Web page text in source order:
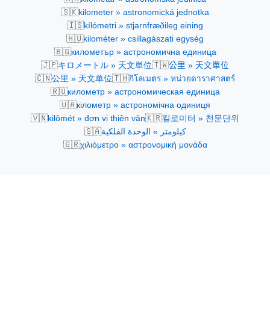
🇸🇰kilometer » astronomická jednotka
🇮🇸kílómetri » stjarnfræðileg eining
🇭🇺kilométer » csillagászati egység
🇧🇬километър » астрономична единица
🇯🇵キロメートル » 天文単位🇹🇼公里 » 天文單位
🇨🇳公里 » 天文单位🇹🇭กิโลเมตร » หน่วยดาราศาสตร์
🇷🇺километр » астрономическая единица
🇺🇦кілометр » астрономічна одиниця
🇻🇳kilômét » đơn vị thiên văn🇰🇷킬로미터 » 천문단위
🇸🇦كيلومتر » الوحدة الفلكية
🇬🇷χιλιόμετρο » αστρονομική μονάδα